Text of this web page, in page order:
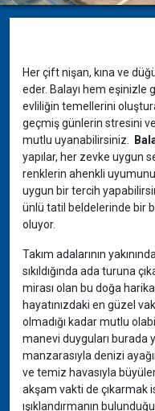
Her çift nişan, kına ve
eder. Balayı hem
evliliğin temellerini
geçmiş günlerin stresini
mutlu uyanabilirsiniz.
yapılar, her zevke uygun
renklerin ahenkli
uygun bir tercih
ünlü tatil beldelerinde bir
oluyor.
Takım adalarının
sıkıldığında ada turuna
mirası olan bu doğa
hayatınızdaki en güzel
olmadığı kadar mutlu
manevi duyguları burada
manzarasıyla denizi
ve temiz havasıyla
akşam vakti de çıkarmak
ışıklandırmanın